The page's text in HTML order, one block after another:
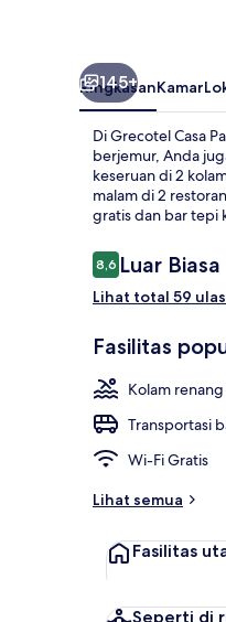
145+
RingkasanKamar
Di Grecotel Casa
berjemur, Anda
keseruan di 2
malam di 2
gratis dan bar tepi
Ulasan
8,68,6 dari 10
Luar Biasa
Lihat total 59
Fasilitas
Kolam renang
Transportasi
Wi-Fi Gratis
Lihat semua
Fasilitas
Seperti di